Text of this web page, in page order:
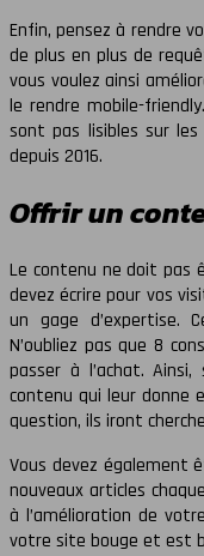
Enfin, pensez à rendre
de plus en plus de
vous voulez ainsi
le rendre mobile-
sont pas lisibles sur
depuis 2016.
Offrir un
Le contenu ne doit pas
devez écrire pour vos
un gage d’expertise.
N’oubliez pas que 8
passer à l’achat.
contenu qui leur donne
question, ils iront
Vous devez également
nouveaux articles
à l’amélioration de
votre site bouge et est